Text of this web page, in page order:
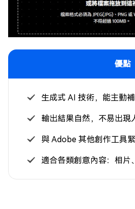
優點
生成式 AI 技術，能主動
輸出結果自然，不易出現
與 Adobe 其他創作工具
適合各類創意內容：相片